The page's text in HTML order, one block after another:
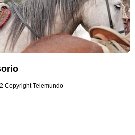
Copyright Telemundo